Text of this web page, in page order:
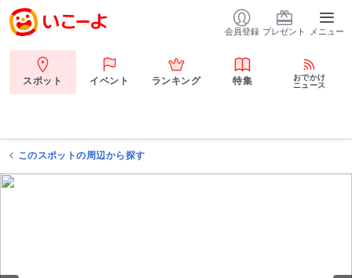
会員登録 プレゼント メニュー
スポット イベント ランキング 特集
おでかけ
ニュース
このスポットの周辺から探す